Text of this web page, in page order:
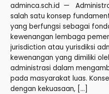
adminca.sch.id —
salah satu konsep
yang berfungsi sebagai
kewenangan lembaga
jurisdiction atau yurisdiksi
kewenangan yang dimiliki
administrasi dalam
pada masyarakat luas.
dengan kekuasaan, […]